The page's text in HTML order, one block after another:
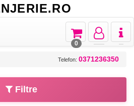
Toggle
Toggle
navigation
Toggle
navigation
0
Telefon: 0371236350
Filtre